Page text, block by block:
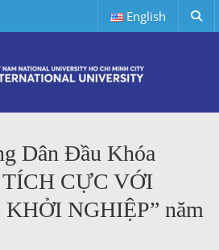
English
Dân Đầu Khóa
CỰC VỚI
NGHIỆP” năm